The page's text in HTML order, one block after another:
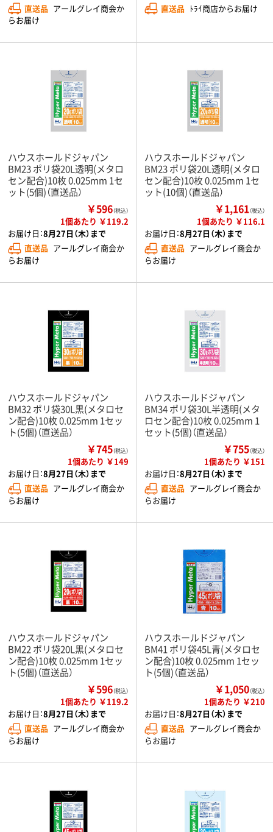
直送品 アールグレイ商会か
らお届け
直送品 ﾄﾗｲ商店からお届け
ハウスホールドジャパン
BM23 ポリ袋20L透明(メタロ
セン配合)10枚 0.025mm 1セ
ット(5個)（直送品）
￥596（税込）
1個あたり ￥119.2
お届け日：8月27日（木）まで
直送品 アールグレイ商会か
らお届け
ハウスホールドジャパン
BM23 ポリ袋20L透明(メタロ
セン配合)10枚 0.025mm 1セ
ット(10個)（直送品）
￥1,161（税込）
1個あたり ￥116.1
お届け日：8月27日（木）まで
直送品 アールグレイ商会か
らお届け
ハウスホールドジャパン
BM32 ポリ袋30L黒(メタロセ
ン配合)10枚 0.025mm 1セッ
ト(5個)（直送品）
￥745（税込）
1個あたり ￥149
お届け日：8月27日（木）まで
直送品 アールグレイ商会か
らお届け
ハウスホールドジャパン
BM34 ポリ袋30L半透明(メタ
ロセン配合)10枚 0.025mm 1
セット(5個)（直送品）
￥755（税込）
1個あたり ￥151
お届け日：8月27日（木）まで
直送品 アールグレイ商会か
らお届け
ハウスホールドジャパン
BM22 ポリ袋20L黒(メタロセ
ン配合)10枚 0.025mm 1セッ
ト(5個)（直送品）
￥596（税込）
1個あたり ￥119.2
お届け日：8月27日（木）まで
直送品 アールグレイ商会か
らお届け
ハウスホールドジャパン
BM41 ポリ袋45L青(メタロセ
ン配合)10枚 0.025mm 1セッ
ト(5個)（直送品）
￥1,050（税込）
1個あたり ￥210
お届け日：8月27日（木）まで
直送品 アールグレイ商会か
らお届け